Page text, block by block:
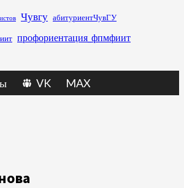
Чувгу абитуриентЧувГУ
профориентация_фпмфиит
VK MAX